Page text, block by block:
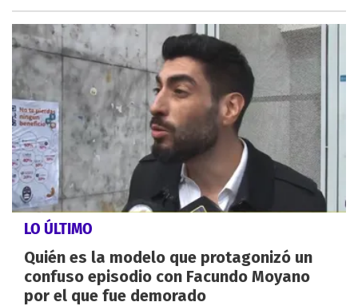
LO ÚLTIMO
Quién es la modelo que protagonizó un
confuso episodio con Facundo Moyano
por el que fue demorado